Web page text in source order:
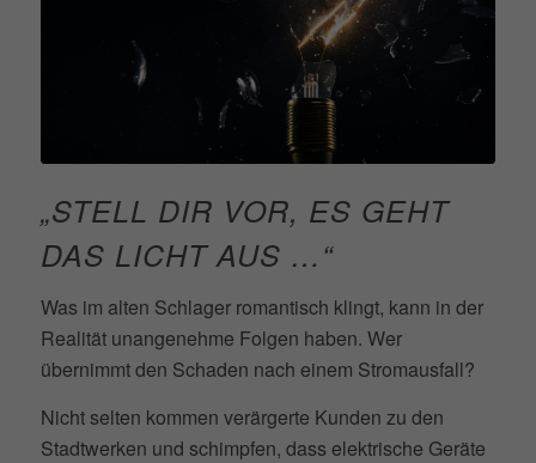
„STELL DIR VOR, ES GEHT
DAS LICHT AUS …“
Was im alten Schlager romantisch klingt, kann in der
Realität unangenehme Folgen haben. Wer
übernimmt den Schaden nach einem Stromausfall?
Nicht selten kommen verärgerte Kunden zu den
Stadtwerken und schimpfen, dass elektrische Geräte